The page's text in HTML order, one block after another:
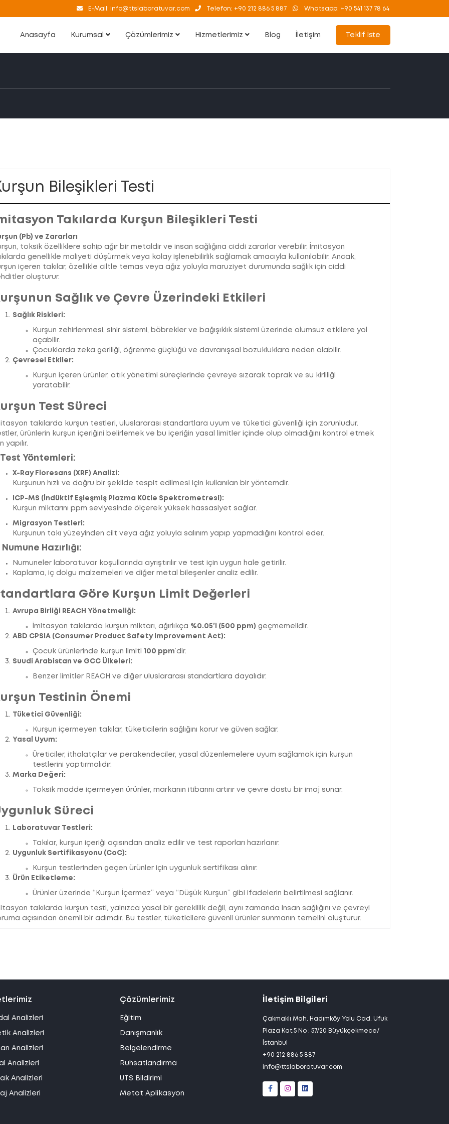
Whatsapp: +90 541 137 78 64
Telefon: +90 212 886 5 887
E-Mail: info@ttslaboratuvar.com
Anasayfa Kurumsal Çözümlerimiz Hizmetlerimiz Blog İletişim Teklif İste
Bileşikleri Testi
Takılarda Kurşun Bileşikleri Testi
(Pb) ve Zararları
toksik özelliklere sahip ağır bir metaldir ve insan sağlığına ciddi zararlar verebilir. İmitasyon
genellikle maliyeti düşürmek veya kolay işlenebilirlik sağlamak amacıyla kullanılabilir. Ancak,
içeren takılar, özellikle ciltle temas veya ağız yoluyla maruziyet durumunda sağlık için ciddi
oluşturur.
Sağlık ve Çevre Üzerindeki Etkileri
Sağlık Riskleri:
Kurşun zehirlenmesi, sinir sistemi, böbrekler ve bağışıklık sistemi üzerinde olumsuz etkilere yol
açabilir.
Çocuklarda zeka geriliği, öğrenme güçlüğü ve davranışsal bozukluklara neden olabilir.
Çevresel Etkiler:
Kurşun içeren ürünler, atık yönetimi süreçlerinde çevreye sızarak toprak ve su kirliliği
yaratabilir.
Test Süreci
takılarda kurşun testleri, uluslararası standartlara uyum ve tüketici güvenliği için zorunludur.
ürünlerin kurşun içeriğini belirlemek ve bu içeriğin yasal limitler içinde olup olmadığını kontrol etmek
yapılır.
Test Yöntemleri:
X-Ray Floresans (XRF) Analizi:
Kurşunun hızlı ve doğru bir şekilde tespit edilmesi için kullanılan bir yöntemdir.
ICP-MS (İndüktif Eşleşmiş Plazma Kütle Spektrometresi):
Kurşun miktarını ppm seviyesinde ölçerek yüksek hassasiyet sağlar.
Migrasyon Testleri:
Kurşunun takı yüzeyinden cilt veya ağız yoluyla salınım yapıp yapmadığını kontrol eder.
Numune Hazırlığı:
Numuneler laboratuvar koşullarında ayrıştırılır ve test için uygun hale getirilir.
Kaplama, iç dolgu malzemeleri ve diğer metal bileşenler analiz edilir.
Göre Kurşun Limit Değerleri
Avrupa Birliği REACH Yönetmeliği:
İmitasyon takılarda kurşun miktarı, ağırlıkça %0.05’i (500 ppm) geçmemelidir.
ABD CPSIA (Consumer Product Safety Improvement Act):
Çocuk ürünlerinde kurşun limiti 100 ppm’dir.
Suudi Arabistan ve GCC Ülkeleri:
Benzer limitler REACH ve diğer uluslararası standartlara dayalıdır.
Testinin Önemi
Tüketici Güvenliği:
Kurşun içermeyen takılar, tüketicilerin sağlığını korur ve güven sağlar.
Yasal Uyum:
Üreticiler, ithalatçılar ve perakendeciler, yasal düzenlemelere uyum sağlamak için kurşun
testlerini yaptırmalıdır.
Marka Değeri:
Toksik madde içermeyen ürünler, markanın itibarını artırır ve çevre dostu bir imaj sunar.
Süreci
Laboratuvar Testleri:
Takılar, kurşun içeriği açısından analiz edilir ve test raporları hazırlanır.
Uygunluk Sertifikasyonu (CoC):
Kurşun testlerinden geçen ürünler için uygunluk sertifikası alınır.
Ürün Etiketleme:
Ürünler üzerinde “Kurşun İçermez” veya “Düşük Kurşun” gibi ifadelerin belirtilmesi sağlanır.
takılarda kurşun testi, yalnızca yasal bir gereklilik değil, aynı zamanda insan sağlığını ve çevreyi
açısından önemli bir adımdır. Bu testler, tüketicilere güvenli ürünler sunmanın temelini oluşturur.
Analizleri
Analizleri
Analizleri
Analizleri
Analizleri
Analizleri
Çözümlerimiz
Eğitim
Danışmanlık
Belgelendirme
Ruhsatlandırma
UTS Bildirimi
Metot Aplikasyon
İletişim Bilgileri
Çakmaklı Mah. Hadımköy Yolu Cad. Ufuk
Plaza Kat:5 No : 57/20 Büyükçekmece/
İstanbul
+90 212 886 5 887
info@ttslaboratuvar.com